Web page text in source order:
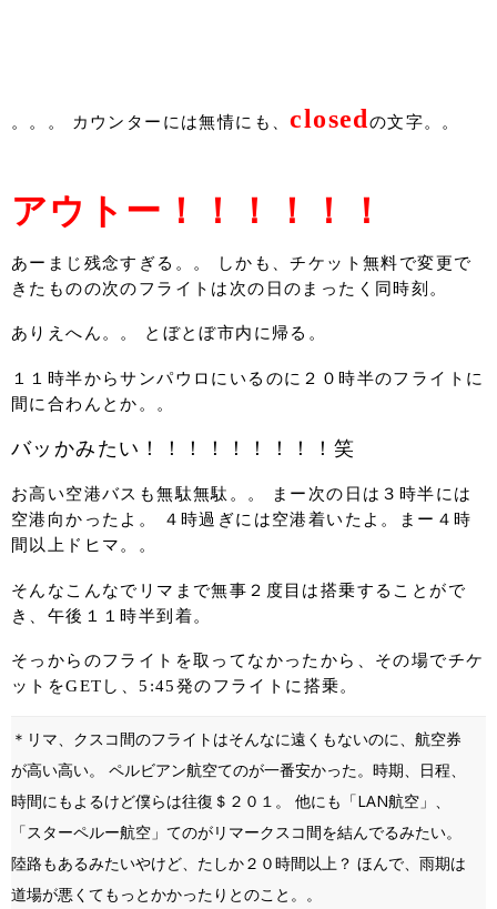
。。。 カウンターには無情にも、closedの文字。。
アウトー！！！！！！
あーまじ残念すぎる。。 しかも、チケット無料で変更で
きたものの次のフライトは次の日のまったく同時刻。
ありえへん。。 とぼとぼ市内に帰る。
１１時半からサンパウロにいるのに２０時半のフライトに
間に合わんとか。。
バッかみたい！！！！！！！！！笑
お高い空港バスも無駄無駄。。 まー次の日は３時半には
空港向かったよ。 ４時過ぎには空港着いたよ。まー４時
間以上ドヒマ。。
そんなこんなでリマまで無事２度目は搭乗することがで
き、午後１１時半到着。
そっからのフライトを取ってなかったから、その場でチケ
ットをGETし、5:45発のフライトに搭乗。
＊リマ、クスコ間のフライトはそんなに遠くもないのに、航空券
が高い高い。 ペルビアン航空てのが一番安かった。時期、日程、
時間にもよるけど僕らは往復＄２０１。 他にも「LAN航空」、
「スターペルー航空」てのがリマークスコ間を結んでるみたい。
陸路もあるみたいやけど、たしか２０時間以上？ ほんで、雨期は
道場が悪くてもっとかかったりとのこと。。